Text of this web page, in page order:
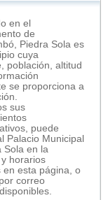
en el
de
Piedra Sola es
cuya
población, altitud
se proporciona a
sus
puede
Palacio Municipal
Sola en la
horarios
en esta página, o
correo